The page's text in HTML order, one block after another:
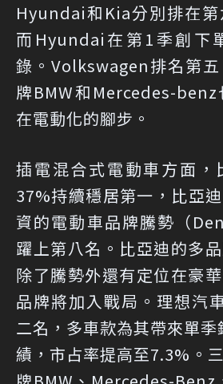
Hyundai和Kia分別排在第
而Hyundai在第1季創下
錄。Volkswagen排名第
牌BMW和Mercedes-
在電動化的腳步。
插電混合式電動車方面，
37%持續穩居第一，比亞
資的電動車品牌騰勢（
躍上第八名。比亞迪的多
除了騰勢外還有定位在豪華
品牌將加入戰局。理想汽
二名，多車款為其帶來單
績，市占率提高至7.3%。